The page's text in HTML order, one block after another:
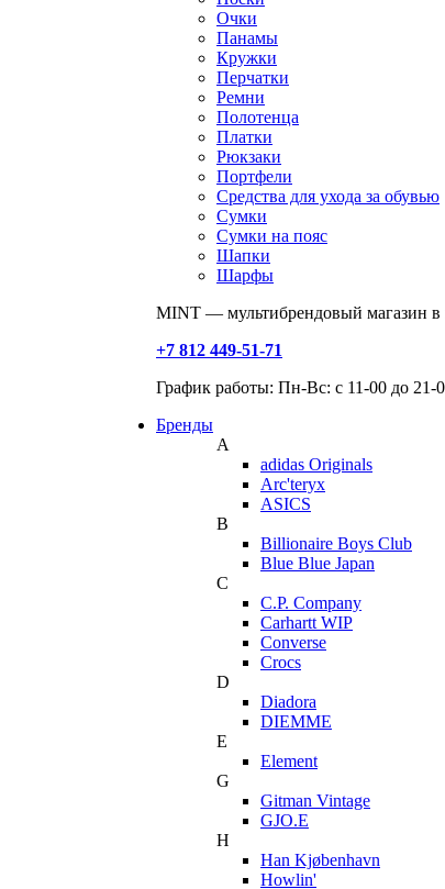
Очки
Панамы
Кружки
Перчатки
Ремни
Полотенца
Платки
Рюкзаки
Портфели
Средства для ухода за обувью
Сумки
Сумки на пояс
Шапки
Шарфы
MINT — мультибрендовый магазин в
+7 812 449-51-71
График работы: Пн-Вс: с 11-00 до 21-
Бренды
A
adidas Originals
Arc'teryx
ASICS
B
Billionaire Boys Club
Blue Blue Japan
C
C.P. Company
Carhartt WIP
Converse
Crocs
D
Diadora
DIEMME
E
Element
G
Gitman Vintage
GJO.E
H
Han Kjøbenhavn
Howlin'